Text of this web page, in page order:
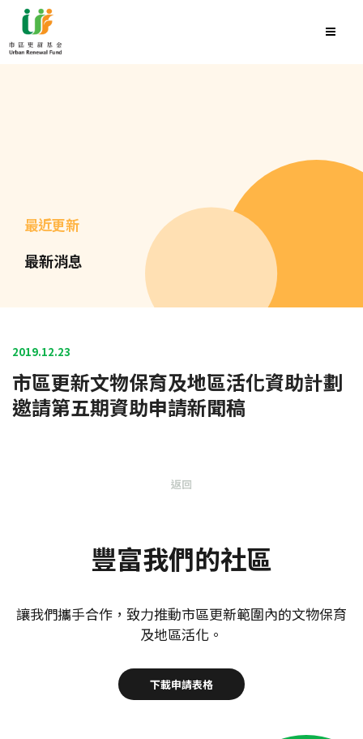
最近更新
最新消息
2019.12.23
市區更新文物保育及地區活化資助計劃
邀請第五期資助申請新聞稿
返回
豐富我們的社區
讓我們攜手合作，致力推動市區更新範圍內的文物保育
及地區活化。
下載申請表格